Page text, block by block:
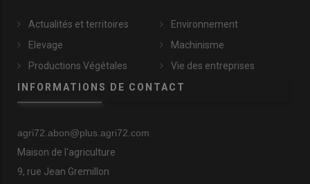
Actualités et territoires
Elevage
Productions Végétales
Environnement
Machinisme
Vie des entreprises
INFORMATIONS DE CONTACT
agri72.abon@plus.agri72.com
Maison de l'agriculture
9, rue Jean Gremillon